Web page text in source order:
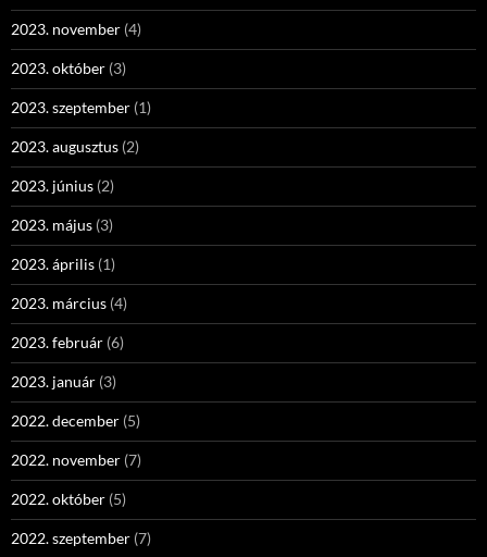
2023. november (4)
2023. október (3)
2023. szeptember (1)
2023. augusztus (2)
2023. június (2)
2023. május (3)
2023. április (1)
2023. március (4)
2023. február (6)
2023. január (3)
2022. december (5)
2022. november (7)
2022. október (5)
2022. szeptember (7)